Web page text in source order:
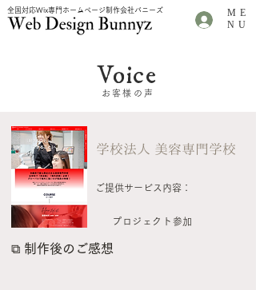
.
全国対応Wix専門ホームページ制作会社バニーズ
ME
NU
Voice
お客様の声
学校法人 美容専門学校
ご提供サービス内容：
プロジェクト参加
⧉ 制作後のご感想